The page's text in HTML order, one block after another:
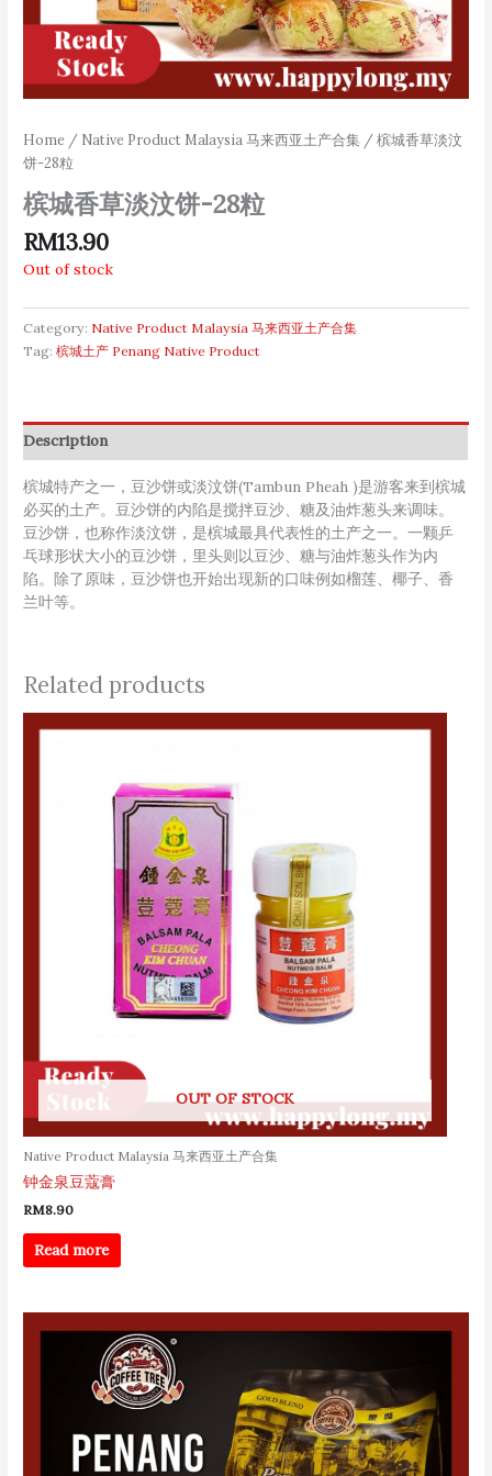
Home / Native Product Malaysia 马来西亚土产合集 / 槟城香草淡汶
饼-28粒
槟城香草淡汶饼-28粒
RM13.90
Out of stock
Category: Native Product Malaysia 马来西亚土产合集
Tag:槟城土产 Penang Native Product
Description
槟城特产之一，豆沙饼或淡汶饼(Tambun Pheah )是游客来到槟城
必买的土产。豆沙饼的内陷是搅拌豆沙、糖及油炸葱头来调味。
豆沙饼，也称作淡汶饼，是槟城最具代表性的土产之一。一颗乒
乓球形状大小的豆沙饼，里头则以豆沙、糖与油炸葱头作为内
陷。除了原味，豆沙饼也开始出现新的口味例如榴莲、椰子、香
兰叶等。
Related products
OUT OF STOCK
Native Product Malaysia 马来西亚土产合集
钟金泉豆蔻膏
RM8.90
Read more